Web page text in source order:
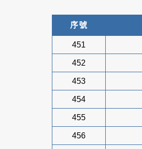
序號
451
452
453
454
455
456